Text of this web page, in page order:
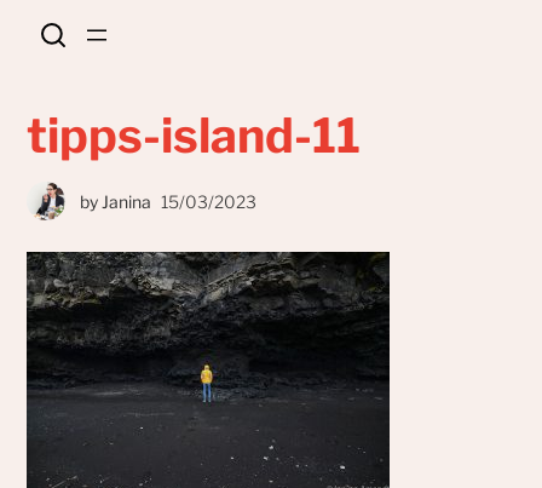
tipps-island-11
by Janina 15/03/2023